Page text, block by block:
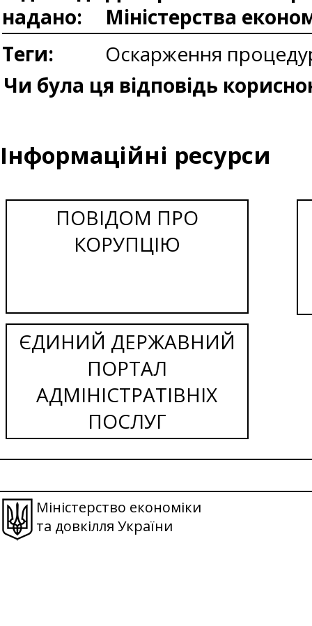
надано:
Міністерства
Теги:
Оскарження
Чи була ця відповідь
Інформаційні ресурси
ПОВІДОМ ПРО
КОРУПЦІЮ
ЄДИНИЙ ДЕРЖАВНИЙ
ПОРТАЛ
АДМІНІСТРАТІВНІХ
ПОСЛУГ
Міністерство економіки
та довкілля України